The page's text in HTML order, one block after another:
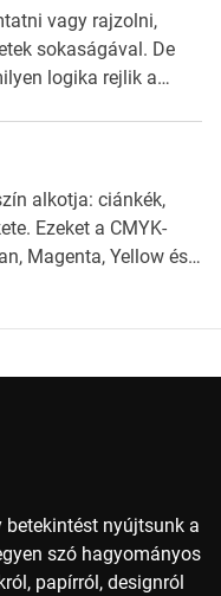
mielőtt elkezdjük a
munka után
volna csinálni! […]
vagy rajzolni,
sokaságával. De
logika rejlik a
izgalmas
jobban megértsd,
választanod a
világába A […]
alkotja: ciánkék,
Ezeket a CMYK-
Magenta, Yellow és
nyújtsunk a
szó hagyományos
papírról, designról